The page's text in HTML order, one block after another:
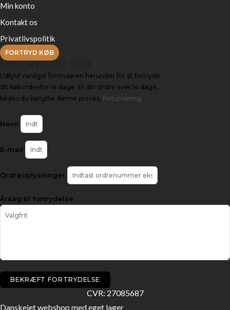
Min konto
Kontakt os
Privatlivspolitik
FORTRYD KØB
FORTRYD DIT KØB
Udfyld venligst formularen herunder for at fortryde
dit køb indenfor 14 dage. Er din ordre over 14 dage,
bedes du benytte denne proces; Returnering
Navn
E-mail
Ordreoplysninger
Årsag til fortrydelse
BEKRÆFT FORTRYDELSE
CVR: 27085687
Danskejet webshop med eget lager